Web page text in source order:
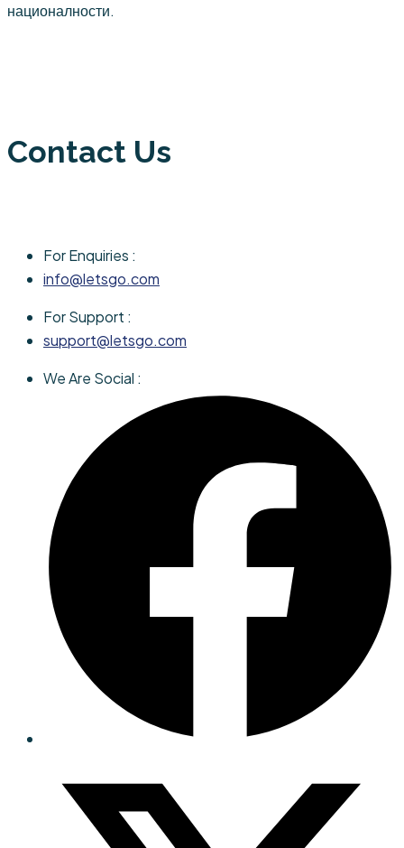
националности.
Contact Us
For Enquiries :
info@letsgo.com
For Support :
support@letsgo.com
We Are Social :